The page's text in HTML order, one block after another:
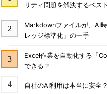
リティ問題を解決するベス
Markdownファイルが、AI
レッジ標準化」の一手
Excel作業を自動化する「
できる？
自社のAI利用は本当に安全